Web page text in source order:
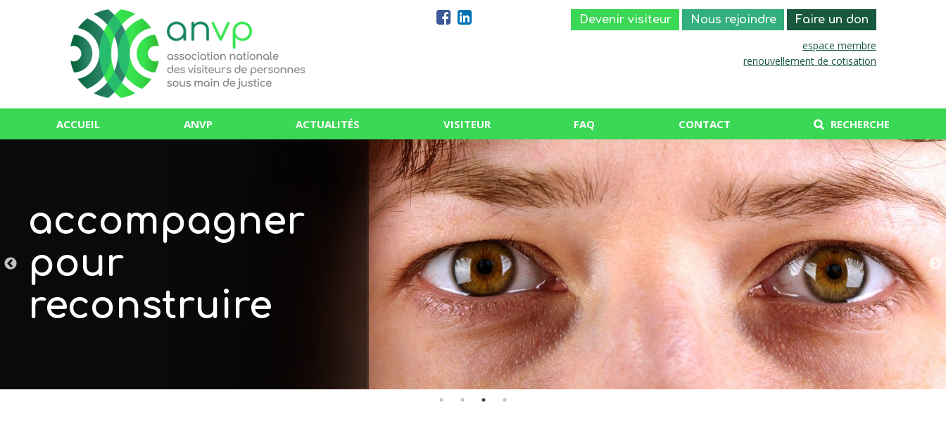
Devenir visiteur Nous rejoindre Faire un don
espace membre
renouvellement de cotisation
ACCUEIL ANVP ACTUALITÉS VISITEUR FAQ CONTACT RECHERCHE
accompagner
pour
reconstruire